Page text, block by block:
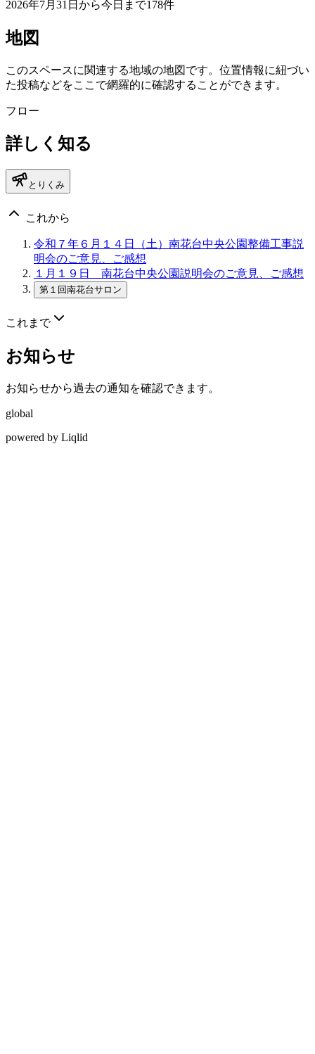
2026年7月31日から今日まで178件
地図
このスペースに関連する地域の地図です。位置情報に紐づい
た投稿などをここで網羅的に確認することができます。
フロー
詳しく知る
とりくみ
これから
令和７年６月１４日（土）南花台中央公園整備工事説
明会のご意見、ご感想
１月１９日 南花台中央公園説明会のご意見、ご感想
第１回南花台サロン
これまで
お知らせ
お知らせから過去の通知を確認できます。
global
powered by Liqlid